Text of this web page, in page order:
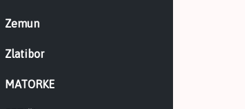
Zemun
Zlatibor
MATORKE